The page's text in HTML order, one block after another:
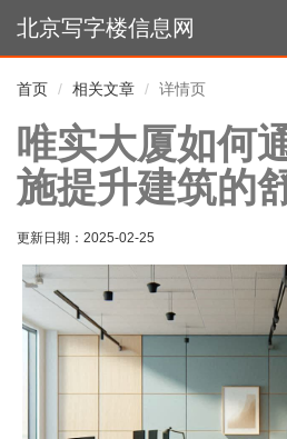
北京写字楼信息网
首页 相关文章 详情页
唯实大厦如何
施提升建筑的
更新日期： 2025-02-25